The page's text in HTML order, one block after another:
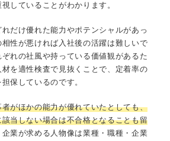
していることがわかります。
だけ優れた能力やポテンシャルがあっ
性が悪ければ入社後の活躍は難しいで
れの社風や持っている価値観があるた
を適性検査で見抜くことで、定着率の
保しているのです。
がほかの能力が優れていたとしても、
当しない場合は不合格となることも留
企業が求める人物像は業種・職種・企業